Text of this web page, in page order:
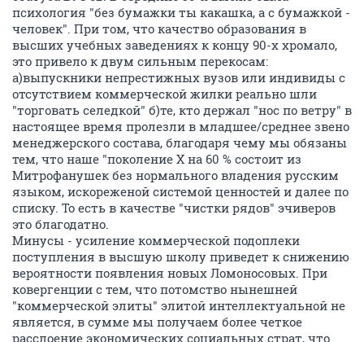
психология "без бумажки ты какашка, а с бумажкой -
человек". При том, что качество образования в
высших учебных заведениях к концу 90-х хромало,
это привело к двум сильным перекосам:
а)выпускники непрестижных вузов или индивиды с
отсутствием коммерческой жилки реально шли
"торговать селедкой" б)те, кто держал "нос по ветру" в
настоящее время пролезли в младшее/среднее звено
менеджерского состава, благодаря чему мы обязаны
тем, что наше "поколение Х на 60 % состоит из
Митрофанушек без нормального владения русским
языком, искореженой системой ценностей и далее по
списку. То есть в качестве "чистки рядов" эчиверов
это благодатно.
Минусы - усиление коммерческой подоплеки
поступления в высшую школу приведет к снижению
вероятности появления новых Ломоносовых. При
ковергенции с тем, что потомство нынешней
"коммерческой элиты" элитой интеллектуальной не
является, в сумме мы получаем более четкое
расслоение экономических социальных страт, что